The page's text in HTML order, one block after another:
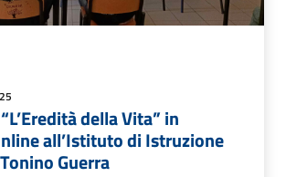
della Vita” in
all’Istituto di Istruzione
Guerra